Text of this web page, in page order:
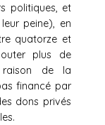
politiques, et
peine), en
quatorze et
plus de
raison de la
financé par
dons privés